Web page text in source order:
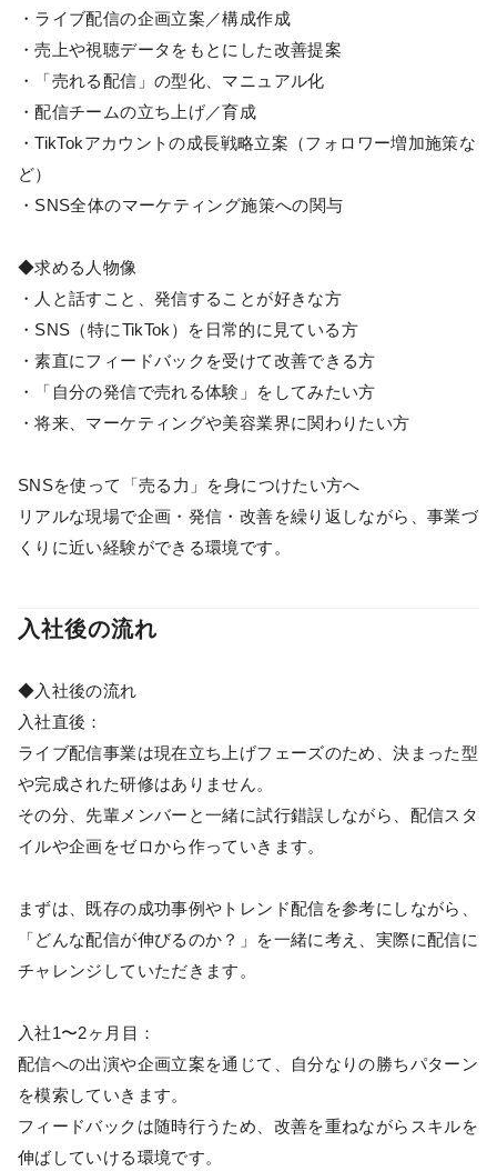
・ライブ配信の企画立案／構成作成
・売上や視聴データをもとにした改善提案
・「売れる配信」の型化、マニュアル化
・配信チームの立ち上げ／育成
・TikTokアカウントの成長戦略立案（フォロワー増加施策な
ど）
・SNS全体のマーケティング施策への関与
◆求める人物像
・人と話すこと、発信することが好きな方
・SNS（特にTikTok）を日常的に見ている方
・素直にフィードバックを受けて改善できる方
・「自分の発信で売れる体験」をしてみたい方
・将来、マーケティングや美容業界に関わりたい方
SNSを使って「売る力」を身につけたい方へ
リアルな現場で企画・発信・改善を繰り返しながら、事業づ
くりに近い経験ができる環境です。
入社後の流れ
◆入社後の流れ
入社直後：
ライブ配信事業は現在立ち上げフェーズのため、決まった型
や完成された研修はありません。
その分、先輩メンバーと一緒に試行錯誤しながら、配信スタ
イルや企画をゼロから作っていきます。
まずは、既存の成功事例やトレンド配信を参考にしながら、
「どんな配信が伸びるのか？」を一緒に考え、実際に配信に
チャレンジしていただきます。
入社1〜2ヶ月目：
配信への出演や企画立案を通じて、自分なりの勝ちパターン
を模索していきます。
フィードバックは随時行うため、改善を重ねながらスキルを
伸ばしていける環境です。